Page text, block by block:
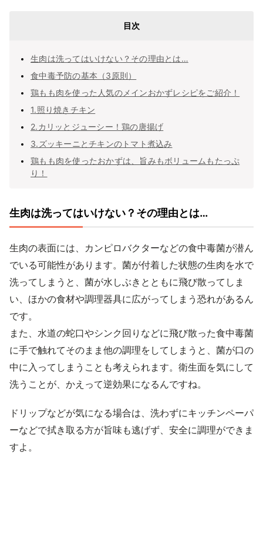
目次
生肉は洗ってはいけない？その理由とは…
食中毒予防の基本（3原則）
鶏もも肉を使った人気のメインおかずレシピをご紹介！
1.照り焼きチキン
2.カリッとジューシー！鶏の唐揚げ
3.ズッキーニとチキンのトマト煮込み
鶏もも肉を使ったおかずは、旨みもボリュームもたっぷ
り！
生肉は洗ってはいけない？その理由とは…
生肉の表面には、カンピロバクターなどの食中毒菌が潜ん
でいる可能性があります。菌が付着した状態の生肉を水で
洗ってしまうと、菌が水しぶきとともに飛び散ってしま
い、ほかの食材や調理器具に広がってしまう恐れがあるん
です。
また、水道の蛇口やシンク回りなどに飛び散った食中毒菌
に手で触れてそのまま他の調理をしてしまうと、菌が口の
中に入ってしまうことも考えられます。衛生面を気にして
洗うことが、かえって逆効果になるんですね。
ドリップなどが気になる場合は、洗わずにキッチンペーパ
ーなどで拭き取る方が旨味も逃げず、安全に調理ができま
すよ。